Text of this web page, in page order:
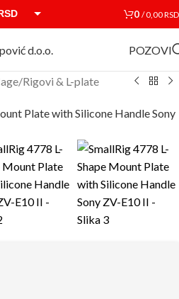
0 /0,00RSD
POZOVI
Rigovi & L-plate